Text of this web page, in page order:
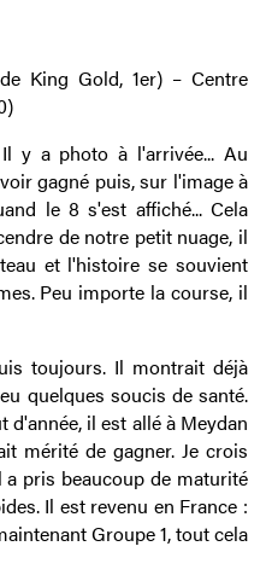
King Gold, 1er) – Centre
y a photo à l'arrivée... Au
gagné puis, sur l'image à
le 8 s'est affiché... Cela
de notre petit nuage, il
et l'histoire se souvient
Peu importe la course, il
toujours. Il montrait déjà
quelques soucis de santé.
d'année, il est allé à Meydan
mérité de gagner. Je crois
a pris beaucoup de maturité
Il est revenu en France :
Groupe 1, tout cela